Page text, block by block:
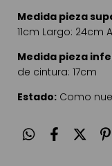
Medida pieza
11cm Largo: 24cm
Medida pieza
de cintura: 17cm
Estado: Como